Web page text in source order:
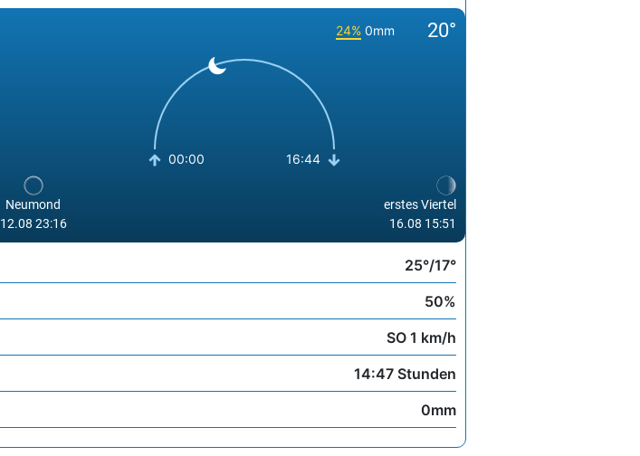
24% 0mm 20°
00:00 16:44
Neumond
12.08 23:16
erstes Viertel
16.08 15:51
25°/17°
50%
SO 1 km/h
14:47 Stunden
0mm